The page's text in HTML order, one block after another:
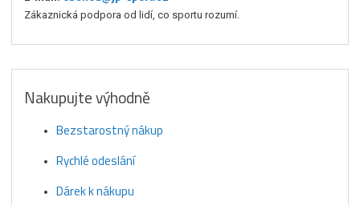
Zákaznická podpora od lidí, co sportu rozumí.
Nakupujte výhodně
Bezstarostný nákup
Rychlé odeslání
Dárek k nákupu